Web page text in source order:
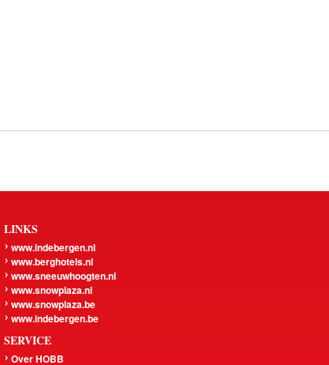
LINKS
www.indebergen.nl
www.berghotels.nl
www.sneeuwhoogten.nl
www.snowplaza.nl
www.snowplaza.be
www.indebergen.be
SERVICE
Over HOBB